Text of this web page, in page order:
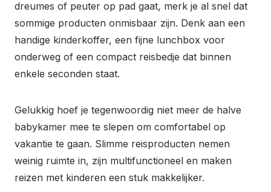
dreumes of peuter op pad gaat, merk je al snel dat
sommige producten onmisbaar zijn. Denk aan een
handige kinderkoffer, een fijne lunchbox voor
onderweg of een compact reisbedje dat binnen
enkele seconden staat.
Gelukkig hoef je tegenwoordig niet meer de halve
babykamer mee te slepen om comfortabel op
vakantie te gaan. Slimme reisproducten nemen
weinig ruimte in, zijn multifunctioneel en maken
reizen met kinderen een stuk makkelijker.